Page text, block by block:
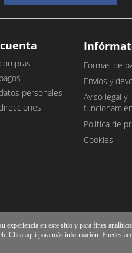
personales
Formas de
Envíos y
Aviso legal y
Política de
Cookies
experiencia en este sitio y para fines
Clica aquípara más información. Puedes